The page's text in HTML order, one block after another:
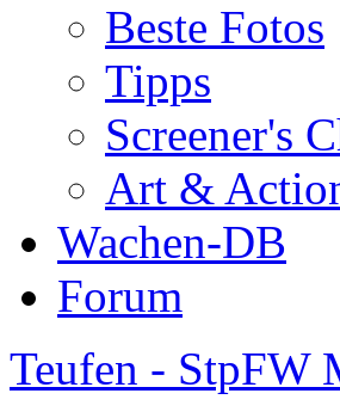
Beste Fotos
Tipps
Screener's
Art &
Wachen-DB
Forum
Teufen - StpFW